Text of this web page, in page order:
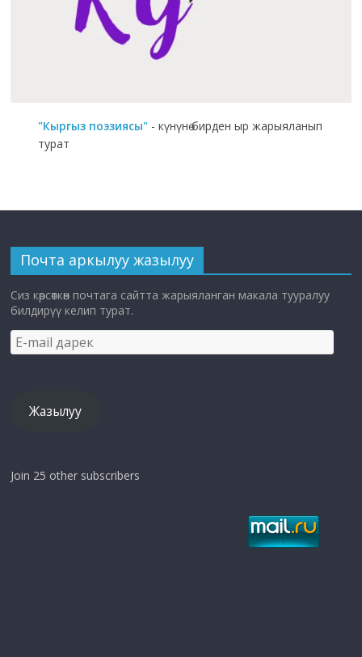
"Кыргыз поэзиясы" - күнүнө бирден ыр жарыяланып
турат
Почта аркылуу жазылуу
Сиз көрсөткөн почтага сайтта жарыяланган макала тууралуу
билдирүү келип турат.
E-
mail
Жазылуу
Join 25 other subscribers